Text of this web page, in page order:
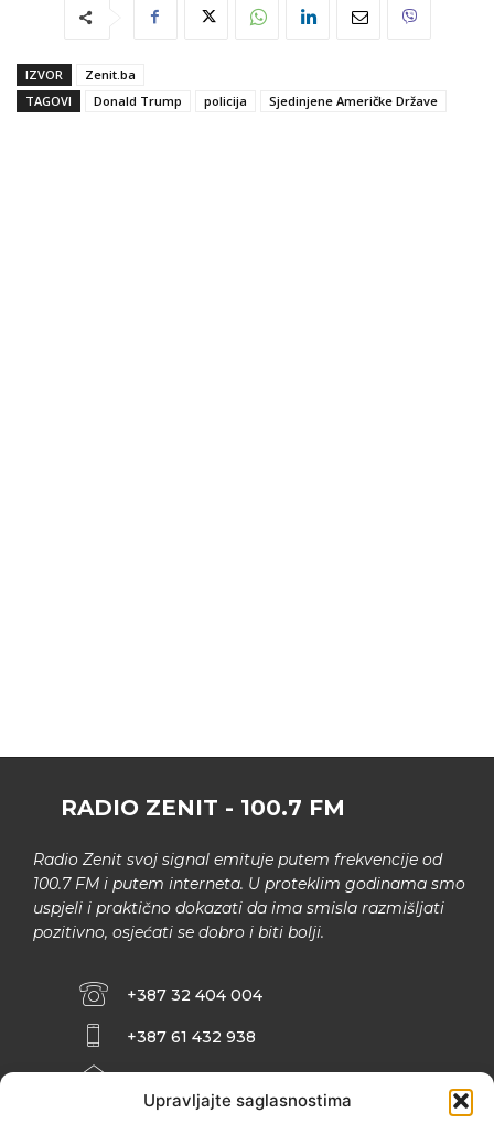
Upravljajte saglasnostima
IZVOR
Zenit.ba
TAGOVI
Donald Trump policija Sjedinjene Američke Države
RADIO ZENIT - 100.7 FM
Radio Zenit svoj signal emituje putem frekvencije od
100.7 FM i putem interneta. U proteklim godinama smo
uspjeli i praktično dokazati da ima smisla razmišljati
pozitivno, osjećati se dobro i biti bolji.
+387 32 404 004
+387 61 432 938
INFO@ZENIT.BA